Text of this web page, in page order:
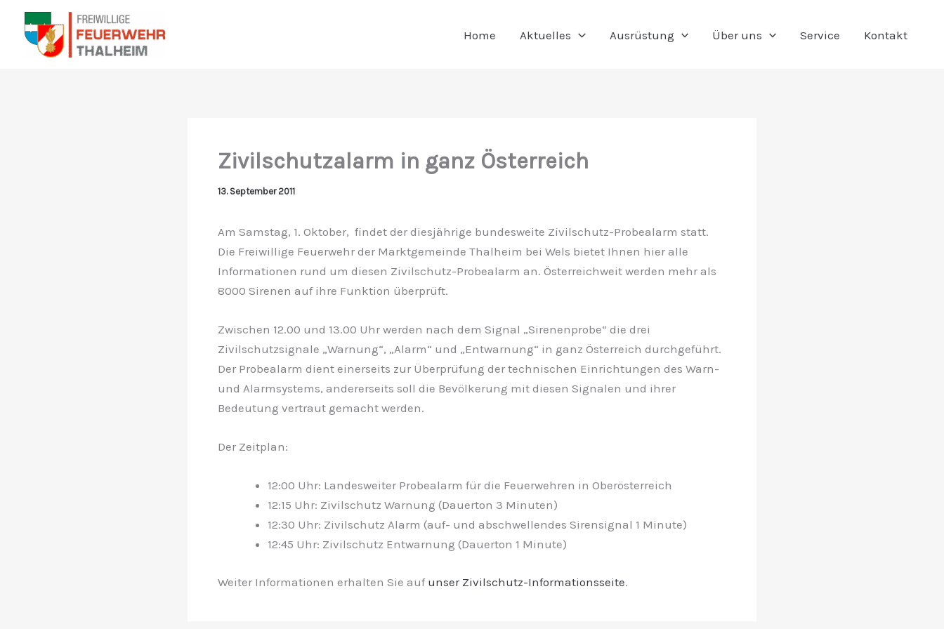
Zum
Inhalt
springen
Home Aktuelles Ausrüstung Über uns Service Kontakt
Zivilschutzalarm in ganz Österreich
13. September 2011
Am Samstag, 1. Oktober, findet der diesjährige bundesweite Zivilschutz-Probealarm statt.
Die Freiwillige Feuerwehr der Marktgemeinde Thalheim bei Wels bietet Ihnen hier alle
Informationen rund um diesen Zivilschutz-Probealarm an. Österreichweit werden mehr als
8000 Sirenen auf ihre Funktion überprüft.
Zwischen 12.00 und 13.00 Uhr werden nach dem Signal „Sirenenprobe“ die drei
Zivilschutzsignale „Warnung“, „Alarm“ und „Entwarnung“ in ganz Österreich durchgeführt.
Der Probealarm dient einerseits zur Überprüfung der technischen Einrichtungen des Warn-
und Alarmsystems, andererseits soll die Bevölkerung mit diesen Signalen und ihrer
Bedeutung vertraut gemacht werden.
Der Zeitplan:
12:00 Uhr: Landesweiter Probealarm für die Feuerwehren in Oberösterreich
12:15 Uhr: Zivilschutz Warnung (Dauerton 3 Minuten)
12:30 Uhr: Zivilschutz Alarm (auf- und abschwellendes Sirensignal 1 Minute)
12:45 Uhr: Zivilschutz Entwarnung (Dauerton 1 Minute)
Weiter Informationen erhalten Sie auf unser Zivilschutz-Informationsseite.